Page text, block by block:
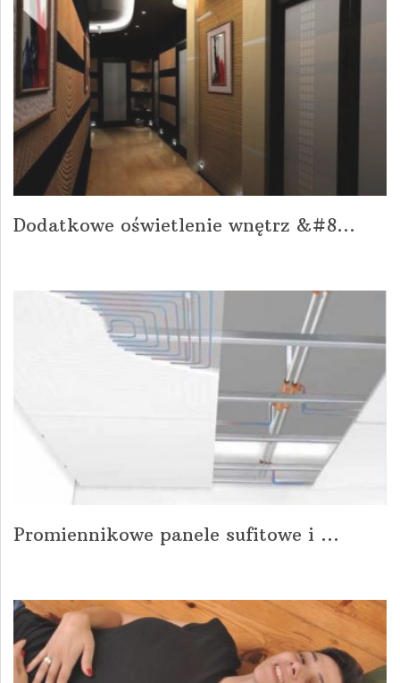
Dodatkowe oświetlenie wnętrz &#8...
Promiennikowe panele sufitowe i ...